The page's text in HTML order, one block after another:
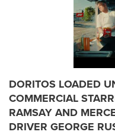
DORITOS LOADED
COMMERCIAL
RAMSAY AND
DRIVER GEORGE